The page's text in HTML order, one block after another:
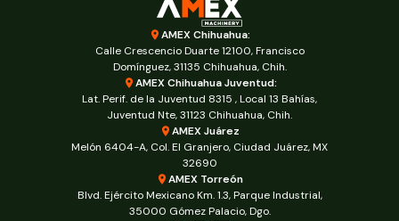
AMEX Chihuahua:
Calle Crescencio Duarte 12100, Francisco
Domínguez, 31135 Chihuahua, Chih.
AMEX Chihuahua Juventud:
Lat. Perif. de la Juventud 8315 , Local 13 Bahías,
Juventud Nte, 31123 Chihuahua, Chih.
AMEX Juárez
Melón 6404-A, Col. El Granjero, Ciudad Juárez, MX
32690
AMEX Torreón
Blvd. Ejército Mexicano Km. 1.3, Parque Industrial,
35000 Gómez Palacio, Dgo.